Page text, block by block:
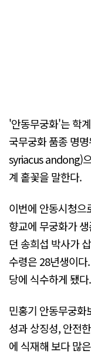
'안동무궁화'는 학
국무궁화 품종 명
syriacus andong)
계 홑꽃을 말한다.
이번에 안동시청
향교에 무궁화가
던 송희섭 박사가
수령은 28년생이
당에 식수하게 됐다.
민홍기 안동무궁
성과 상징성, 안전
에 식재해 보다 많